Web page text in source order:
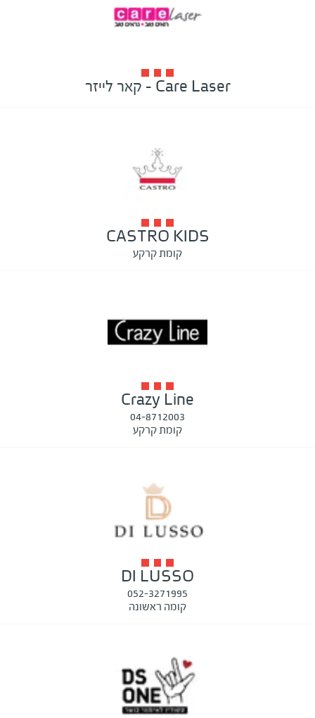
Care Laser - קאר לייזר
CASTRO KIDS
קומת קרקע
Crazy Line
04-8712003
קומת קרקע
DI LUSSO
052-3271995
קומה ראשונה